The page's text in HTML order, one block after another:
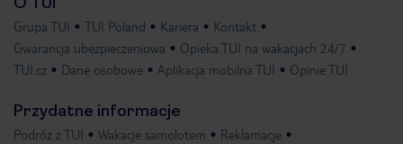
Grupa TUI TUI Poland Kariera
Kontakt
Gwarancja ubezpieczeniowa
Opieka TUI na wakacjach 24/7
TUI.cz
Dane osobowe Aplikacja mobilna TUI Opinie TUI
Przydatne informacje
Podróż z TUI Wakacje samolotem Reklamacje